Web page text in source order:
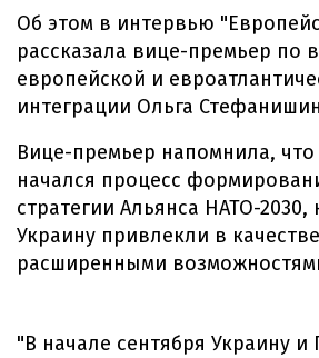
Об этом в интервью
рассказала вице-премьер по
европейской и
интеграции Ольга
Вице-премьер напомнила, что
начался процесс
стратегии Альянса НАТО-2030,
Украину привлекли в
расширенными
"В начале сентября Украину и